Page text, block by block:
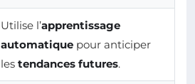
Utilise l’apprentissage
automatique pour anticiper
les tendances futures.